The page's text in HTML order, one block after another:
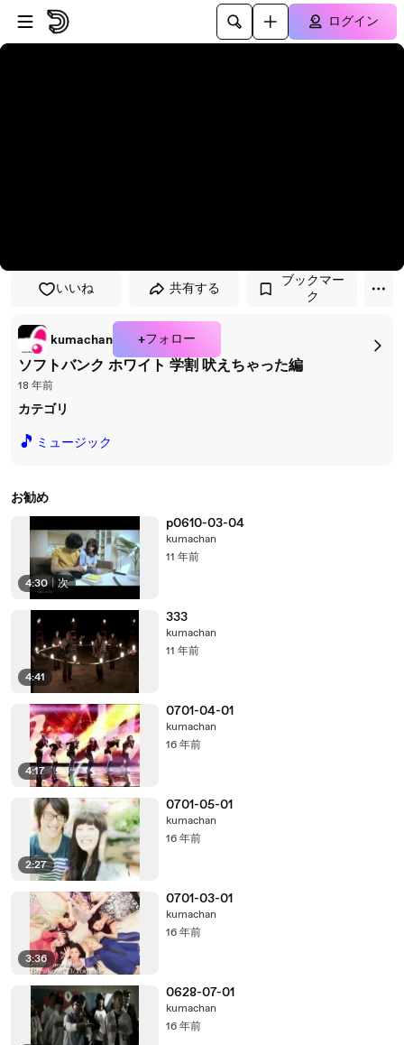
プレイヤーにスキップ
メインコンテンツにスキップ
ログイン
いいね 共有する
ブックマー
ク
kumachan +フォロー
ソフトバンク ホワイト 学割 吠えちゃった編
18 年前
カテゴリ
🎵 ミュージック
お勧め
4:30 | 次
p0610-03-04
kumachan
11 年前
4:41
333
kumachan
11 年前
4:17
0701-04-01
kumachan
16 年前
2:27
0701-05-01
kumachan
16 年前
3:36
0701-03-01
kumachan
16 年前
0628-07-01
kumachan
16 年前